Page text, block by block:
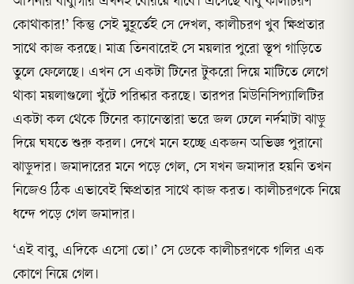
কোথাকার!’ কিন্তু সেই মুহূর্তেই সে দেখল, কালীচরণ খুব ক্ষিপ্রতার
সাথে কাজ করছে। মাত্র তিনবারেই সে ময়লার পুরো স্তূপ গাড়িতে
তুলে ফেলেছে। এখন সে একটা টিনের টুকরো দিয়ে মাটিতে লেগে
থাকা ময়লাগুলো খুঁটে পরিষ্কার করছে। তারপর মিউনিসিপ্যালিটির
একটা কল থেকে টিনের ক্যানেস্তারা ভরে জল ঢেলে নর্দমাটা ঝাড়ু
দিয়ে ঘষতে শুরু করল। দেখে মনে হচ্ছে একজন অভিজ্ঞ পুরানো
ঝাড়ুদার। জমাদারের মনে পড়ে গেল, সে যখন জমাদার হয়নি তখন
নিজেও ঠিক এভাবেই ক্ষিপ্রতার সাথে কাজ করত। কালীচরণকে নিয়ে
ধন্দে পড়ে গেল জমাদার।
‘এই বাবু, এদিকে এসো তো।’ সে ডেকে কালীচরণকে গলির এক
কোণে নিয়ে গেল।